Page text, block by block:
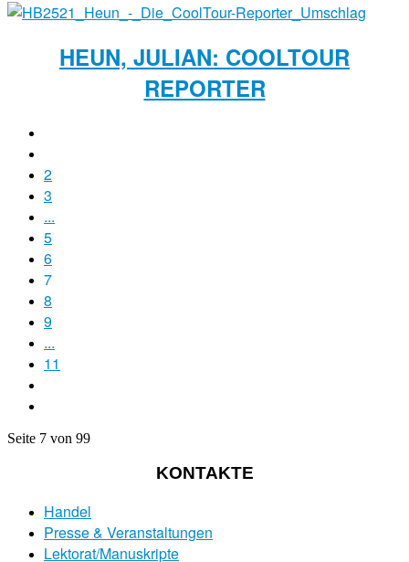
HEUN, JULIAN: COOLTOUR
REPORTER
2
3
...
5
6
7
8
9
...
11
Seite 7 von 99
KONTAKTE
Handel
Presse & Veranstaltungen
Lektorat/Manuskripte